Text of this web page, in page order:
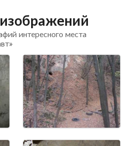
интересного места